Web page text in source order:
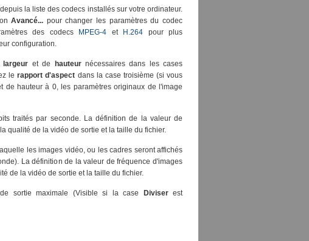
la liste des codecs installés sur votre ordinateur.
Avancé... pour changer les paramètres du codec
des codecs
MPEG-4 et H.264 pour plus
configuration.
largeur et de hauteurnécessaires dans les cases
lerapport d'aspect dans la case troisième (si vous
de hauteur à 0, les paramètres originaux de l'image
traités par seconde. La définition de la valeur de
qualité de la vidéo de sortie et la taille du fichier.
les images vidéo, ou les cadres seront affichés
La définition de la valeur de fréquence d'images
de la vidéo de sortie et la taille du fichier.
sortie maximale (Visible si la case Diviserest